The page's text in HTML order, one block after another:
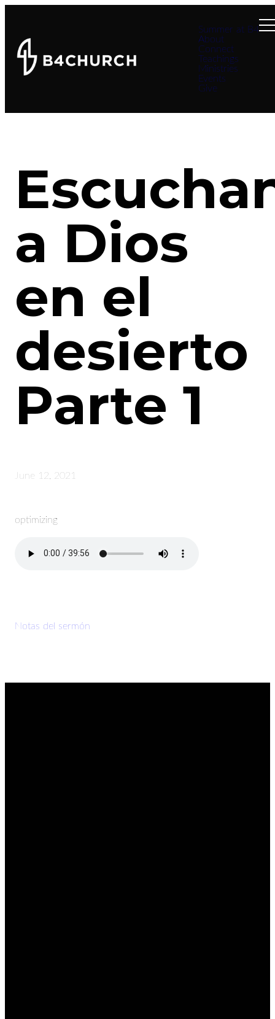
Summer at B4
About
Connect
Teachings
Ministries
Events
Give
a Dios
en el
desierto
Parte 1
June 12, 2021
optimizing
Notas del sermón